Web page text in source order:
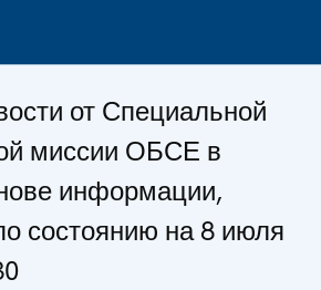
от Специальной
миссии ОБСЕ в
информации,
состоянию на 8 июля